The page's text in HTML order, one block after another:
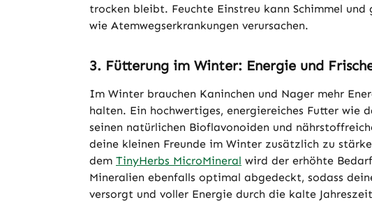
trocken bleibt. Feuchte Einstreu kann Schimmel und
wie Atemwegserkrankungen verursachen.
3. Fütterung im Winter: Energie und
Im Winter brauchen Kaninchen und Nager mehr
halten. Ein hochwertiges, energiereiches Futter wie
seinen natürlichen Bioflavonoiden und
deine kleinen Freunde im Winter zusätzlich zu
dem TinyHerbs MicroMineral wird der erhöhte
Mineralien ebenfalls optimal abgedeckt, sodass
versorgt und voller Energie durch die kalte